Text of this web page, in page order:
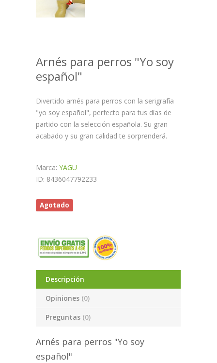
Arnés para perros "Yo soy
español"
Divertido arnés para perros con la serigrafía
"yo soy español", perfecto para tus días de
partido con la selección española. Su gran
acabado y su gran calidad te sorprenderá.
Marca: YAGU
ID: 8436047792233
Agotado
Descripción
Opiniones (0)
Preguntas (0)
Arnés para perros "Yo soy
español"